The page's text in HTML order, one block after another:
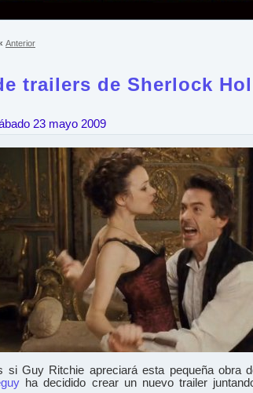
Anterior
trailers de Sherlock
23 mayo 2009
si Guy Ritchie apreciará esta pequeña obra
ha decidido crear un nuevo trailer